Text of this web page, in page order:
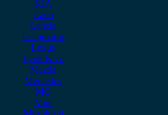
KIA
Lada
Lancia
Leapmotor
Lexus
Lynk & co
Mazda
Mercedes
MG
Mini